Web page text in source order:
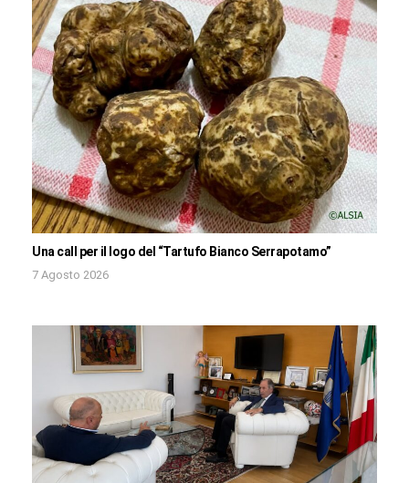
Una call per il logo del “Tartufo Bianco Serrapotamo”
7 Agosto 2026